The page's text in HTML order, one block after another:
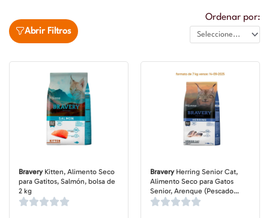
Abrir Filtros
Ordenar por:
BraveryKitten, Alimento Seco
para Gatitos, Salmón, bolsa de
2 kg
BraveryHerring Senior Cat,
Alimento Seco para Gatos
Senior, Arenque (Pescado
Blanco), bolsa de 2-7 kg